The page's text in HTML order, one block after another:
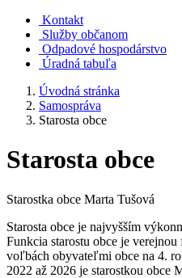
Kontakt
Služby občanom
Odpadové hospodárstvo
Úradná tabuľa
Úvodná stránka
Samospráva
Starosta obce
Starosta obce
Starostka obce Marta Tušová
Starosta obce je najvyšším
Funkcia starostu obce je
voľbách obyvateľmi obce na 4.
2022 až 2026 je starostkou obce